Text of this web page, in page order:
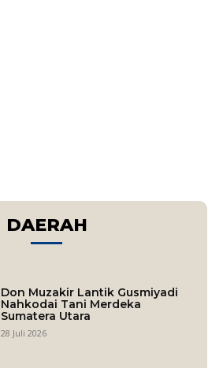
DAERAH
Don Muzakir Lantik Gusmiyadi
Nahkodai Tani Merdeka
Sumatera Utara
28 Juli 2026